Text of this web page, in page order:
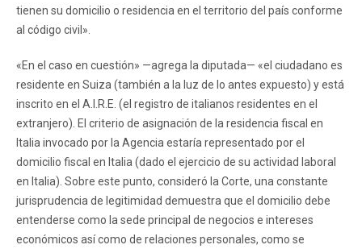
tienen su domicilio o residencia en el territorio del país conforme
al código civil».
«En el caso en cuestión» —agrega la diputada— «el ciudadano es
residente en Suiza (también a la luz de lo antes expuesto) y está
inscrito en el A.I.R.E. (el registro de italianos residentes en el
extranjero). El criterio de asignación de la residencia fiscal en
Italia invocado por la Agencia estaría representado por el
domicilio fiscal en Italia (dado el ejercicio de su actividad laboral
en Italia). Sobre este punto, consideró la Corte, una constante
jurisprudencia de legitimidad demuestra que el domicilio debe
entenderse como la sede principal de negocios e intereses
económicos así como de relaciones personales, como se